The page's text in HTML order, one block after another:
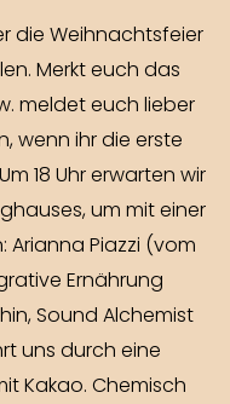
die Weihnachtsfeier
Merkt euch das
meldet euch lieber
wenn ihr die erste
18 Uhr erwarten wir
um mit einer
Arianna Piazzi (vom
Ernährung
Sound Alchemist
uns durch eine
Kakao. Chemisch